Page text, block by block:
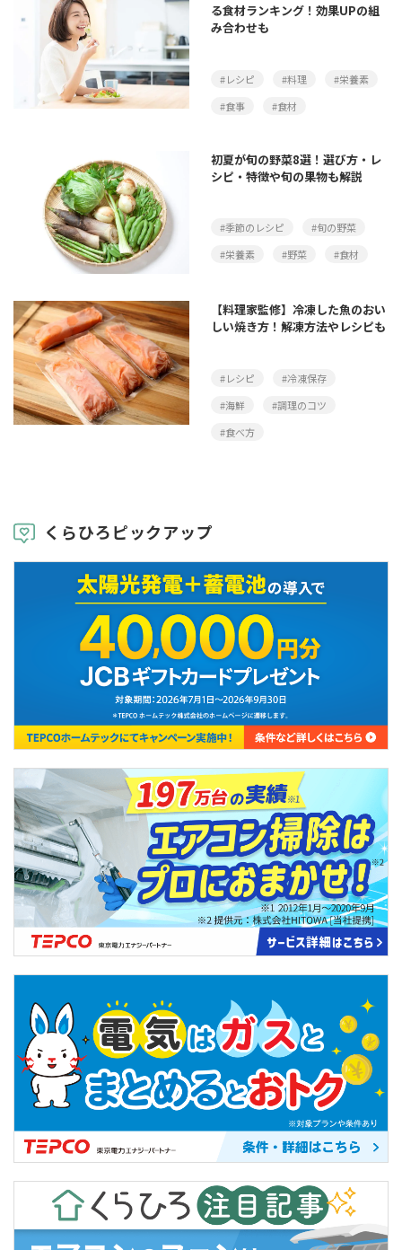
る食材ランキング！効果UPの組
み合わせも
#レシピ #料理
#栄養素
#食事
#食材
初夏が旬の野菜8選！選び方・レ
シピ・特徴や旬の果物も解説
#季節のレシピ
#旬の野菜
#栄養素
#野菜 #食材
【料理家監修】冷凍した魚のおい
しい焼き方！解凍方法やレシピも
#レシピ
#冷凍保存
#海鮮
#調理のコツ
#食べ方
くらひろピックアップ